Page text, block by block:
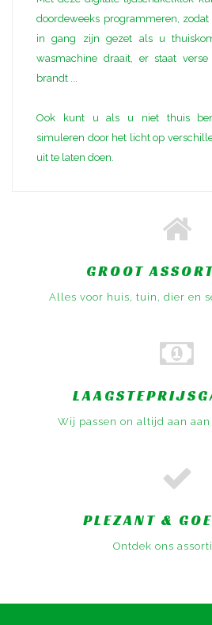
doordeweeks programmeren,
in gang zijn gezet als u
wasmachine draait, er staat
brandt ...
Ook kunt u als u niet thuis
simuleren door het licht op
uit te laten doen.
GROOT
Alles voor huis, tuin, dier en
Wij passen on altijd aan
PLEZANT &
Ontdek ons